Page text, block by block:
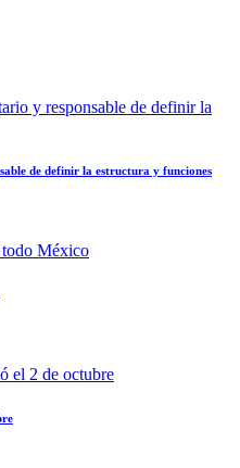
de definir la estructura y funciones